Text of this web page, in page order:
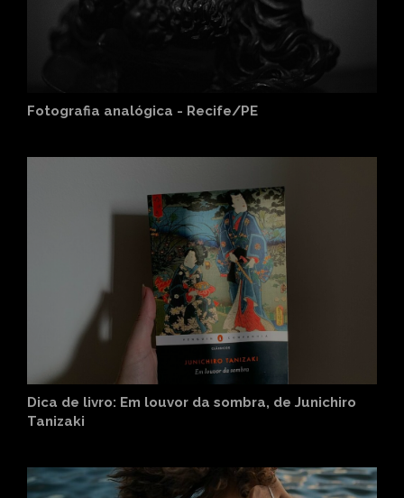
Fotografia analógica - Recife/PE
Dica de livro: Em louvor da sombra, de Junichiro
Tanizaki